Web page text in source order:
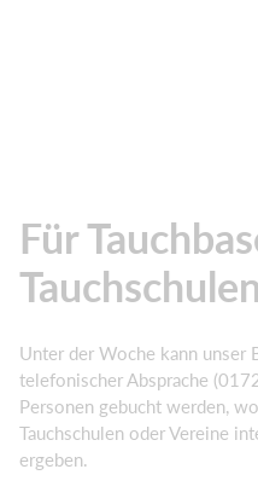
Für
Tauchschulen
Unter der Woche kann unser
telefonischer Absprache
Personen gebucht werden,
Tauchschulen oder Vereine
ergeben.